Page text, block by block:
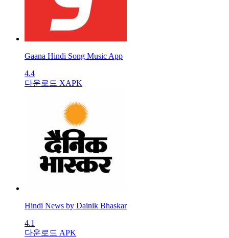
Gaana Hindi Song Music App
4.4
다운로드 XAPK
Hindi News by Dainik Bhaskar
4.1
다운로드 APK